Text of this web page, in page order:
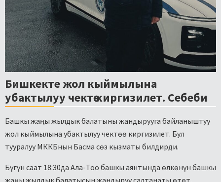
Бишкекте жол кыймылына
убактылуу чектөө киргизилет. Себеби
Башкы жаңы жылдык балатыны жандырууга байланыштуу
жол кыймылына убактылуу чектөө киргизилет. Бул
тууралуу МККБнын Басма сөз кызматы билдирди.
Бүгүн саат 18:30да Ала-Тоо башкы аянтында өлкөнүн башкы